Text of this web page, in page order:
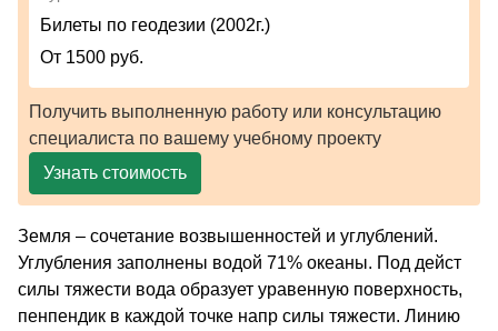
Билеты по геодезии (2002г.)
От 1500 руб.
Получить выполненную работу или консультацию
специалиста по вашему учебному проекту
Узнать стоимость
Земля – сочетание возвышенностей и углублений.
Углубления заполнены водой 71% океаны. Под дейст
силы тяжести вода образует уравенную поверхность,
пенпендик в каждой точке напр силы тяжести. Линию